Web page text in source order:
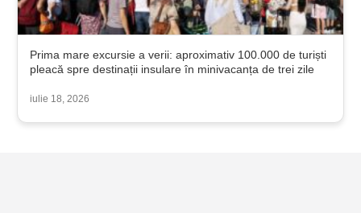
Prima mare excursie a verii: aproximativ 100.000 de turiști
pleacă spre destinații insulare în minivacanța de trei zile
iulie 18, 2026